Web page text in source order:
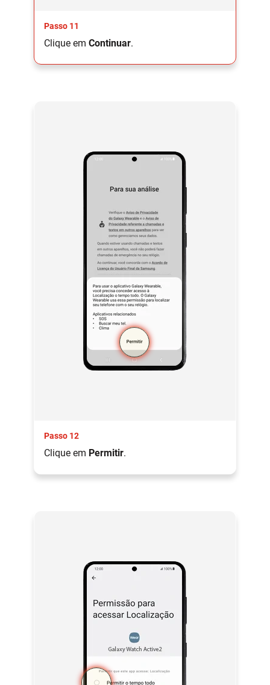
Passo 11
Clique em Continuar.
Passo 12
Clique em Permitir.